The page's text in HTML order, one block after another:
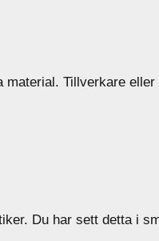
material. Tillverkare eller
Du har sett detta i